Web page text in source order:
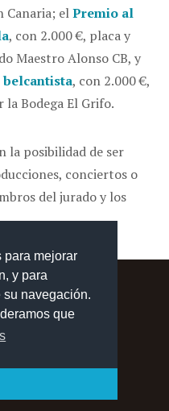
para mejorar
y para
su navegación.
que
Canaria; elPremio al
, con 2.000 €, placa y
Maestro Alonso CB, y
, con 2.000 €,
Bodega El Grifo.
la posibilidad de ser
conciertos o
del jurado y los
Canto Alfredo Kraus